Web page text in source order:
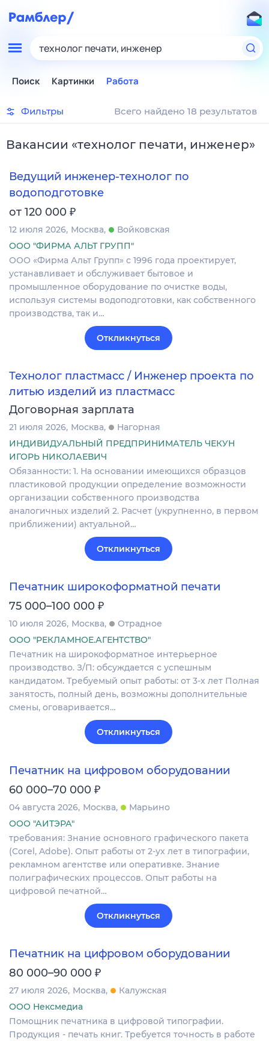
технолог печати, инженер
Поиск Картинки Работа
Фильтры Всего найдено 18 результатов
Вакансии «технолог печати, инженер»
Ведущий инженер-технолог по
водоподготовке
от 120 000 ₽
12 июля 2026 Москва
Войковская
ООО "ФИРМА АЛЬТ ГРУПП"
ООО «Фирма Альт Групп» с 1996 года проектирует,
устанавливает и обслуживает бытовое и
промышленное оборудование по очистке воды,
используя системы водоподготовки, как собственного
производства, так и…
Откликнуться
Технолог пластмасс / Инженер проекта по
литью изделий из пластмасс
Договорная зарплата
21 июля 2026 Москва
Нагорная
ИНДИВИДУАЛЬНЫЙ ПРЕДПРИНИМАТЕЛЬ ЧЕКУН
ИГОРЬ НИКОЛАЕВИЧ
Обязанности: 1. На основании имеющихся образцов
пластиковой продукции определение возможности
организации собственного производства
аналогичных изделий 2. Расчет (укрупненно, в первом
приближении) актуальной…
Откликнуться
Печатник широкоформатной печати
75 000–100 000 ₽
10 июля 2026 Москва
Отрадное
ООО "РЕКЛАМНОЕ.АГЕНТСТВО"
Печатник на широкоформатное интерьерное
производство. З/П: обсуждается с успешным
кандидатом. Требуемый опыт работы: от 3-х лет Полная
занятость, полный день, возможны дополнительные
смены, оговаривается…
Откликнуться
Печатник на цифровом оборудовании
60 000–70 000 ₽
04 августа 2026 Москва
Марьино
ООО "АИТЭРА"
требования: Знание основного графического пакета
(Corel, Adobe). Опыт работы от 2-ух лет в типографии,
рекламном агентстве или оперативке. Знание
полиграфических процессов. Опыт работы на
цифровой печатной…
Откликнуться
Печатник на цифровом оборудовании
80 000–90 000 ₽
27 июля 2026 Москва
Калужская
ООО Нексмедиа
Помощник печатника в цифровой типографии.
Продукция - печать книг. Требуется точность в работе